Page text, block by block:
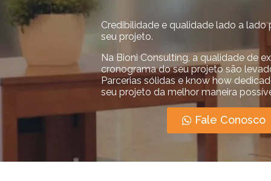
Credibilidade e qualidade lado a lado
seu projeto.
Na Bioni Consulting, a qualidade de
cronograma do seu projeto são
Parcerias sólidas e know how
seu projeto da melhor maneira
Fale Conosco